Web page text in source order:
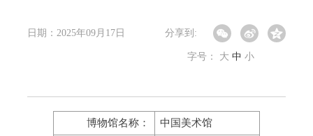
日期：2025年09月17日 分享到:
字号： 大 中 小
博物馆名称： 中国美术馆